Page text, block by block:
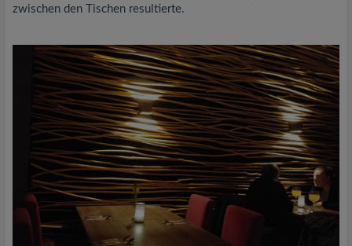
zwischen den Tischen resultierte.